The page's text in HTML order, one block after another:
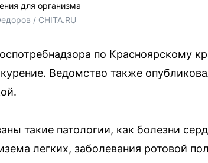
для организма
/ CHITA.RU
по Красноярскому
Ведомство также
такие патологии, как болезни
легких, заболевания ротовой